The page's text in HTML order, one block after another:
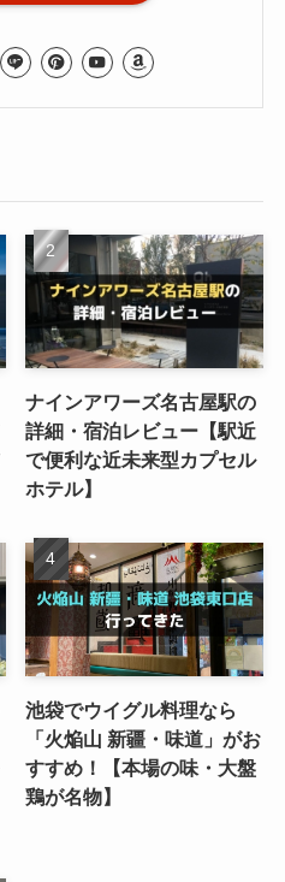
ナインアワーズ名古屋駅の
詳細・宿泊レビュー【駅近
で便利な近未来型カプセル
ホテル】
池袋でウイグル料理なら
「火焔山 新疆・味道」がお
すすめ！【本場の味・大盤
鶏が名物】